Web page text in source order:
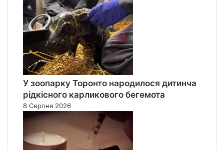
У зоопарку Торонто народилося дитинча
рідкісного карликового бегемота
8 Серпня 2026